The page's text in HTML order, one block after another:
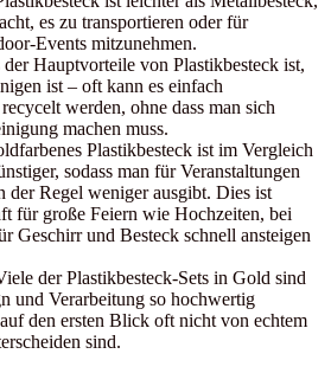
es zu transportieren oder für
Events mitzunehmen.
der Hauptvorteile von Plastikbesteck ist,
ist – oft kann es einfach
werden, ohne dass man sich
machen muss.
Plastikbesteck ist im Vergleich
sodass man für Veranstaltungen
der Regel weniger ausgibt. Dies ist
für große Feiern wie Hochzeiten, bei
Geschirr und Besteck schnell ansteigen
der Plastikbesteck-Sets in Gold sind
und Verarbeitung so hochwertig
auf den ersten Blick oft nicht von echtem
sind.